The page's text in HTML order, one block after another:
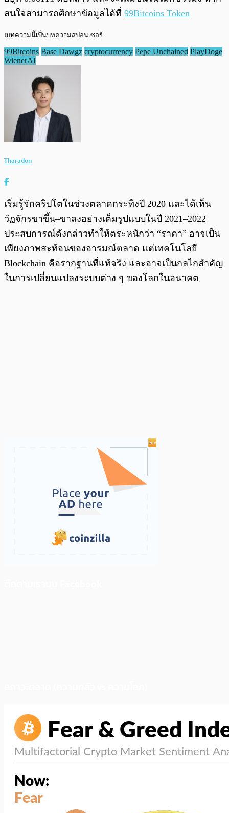
สนใจสามารถศึกษาข้อมูลได้ที่ 99Bitcoins Token
เบทความนี้เป็นบทความสปอนเซอร์
99Bitcoins Base Dawgz cryptocurrency Pepe Unchained PlayDoge
WienerAI
Tharadon
เริ่มรู้จักคริปโตในช่วงตลาดกระทิงปี 2020 และได้เห็น
วัฏจักรขาขึ้น–ขาลงอย่างเต็มรูปแบบในปี 2021–2022
ประสบการณ์ดังกล่าวทำให้ตระหนักว่า “ราคา” อาจเป็น
เพียงภาพสะท้อนของอารมณ์ตลาด แต่เทคโนโลยี
Blockchain คือรากฐานที่แท้จริง และอาจเป็นกลไกสำคัญ
ในการเปลี่ยนแปลงระบบต่าง ๆ ของโลกในอนาคต